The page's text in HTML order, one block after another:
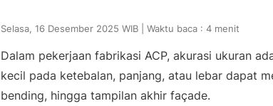
Selasa, 16 Desember 2025 WIB | Waktu baca : 4 menit
Dalam pekerjaan fabrikasi ACP, akurasi ukuran
kecil pada ketebalan, panjang, atau lebar dapat
bending, hingga tampilan akhir façade.